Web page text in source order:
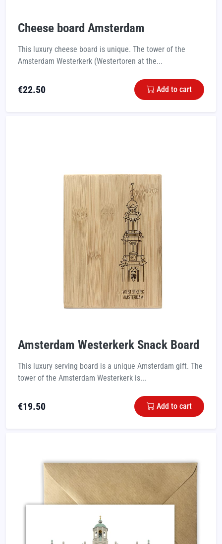
Cheese board Amsterdam
This luxury cheese board is unique. The tower of the
Amsterdam Westerkerk (Westertoren at the...
€22.50 Add to cart
Amsterdam Westerkerk Snack Board
This luxury serving board is a unique Amsterdam gift. The
tower of the Amsterdam Westerkerk is...
€19.50 Add to cart